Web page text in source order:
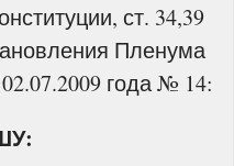
ст. 34,39
Пленума
года № 14: